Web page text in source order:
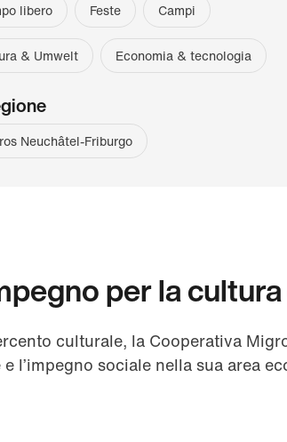
libero Feste Campi
& Umwelt Economia & tecnologia
Neuchâtel-Friburgo
per la
culturale, la Cooperativa
l’impegno sociale nella sua area